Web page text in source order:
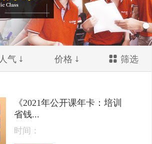
人气 价格 筛选
《2021年公开课年卡：培训
省钱...
时间：